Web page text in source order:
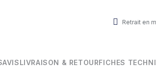
Retrait en
AVISLIVRAISON & RETOURFICHES